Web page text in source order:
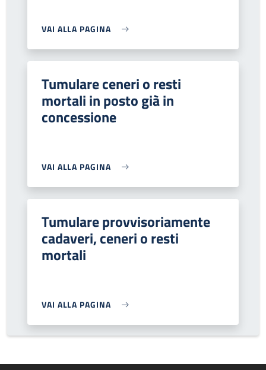
VAI ALLA PAGINA
Tumulare ceneri o resti
mortali in posto già in
concessione
VAI ALLA PAGINA
Tumulare provvisoriamente
cadaveri, ceneri o resti
mortali
VAI ALLA PAGINA